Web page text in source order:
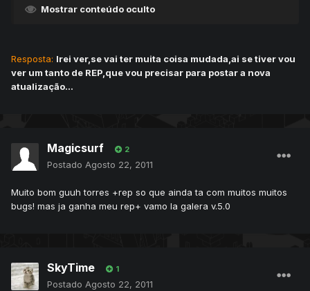
Mostrar conteúdo oculto
Resposta: Irei ver,se vai ter muita coisa mudada,ai se tiver vou
ver um tanto de REP,que vou precisar para postar a nova
atualização...
Magicsurf 2
Postado Agosto 22, 2011
Muito bom guuh torres +rep so que ainda ta com muitos muitos
bugs! mas ja ganha meu rep+ vamo la galera v.5.0
SkyTime 1
Postado Agosto 22, 2011